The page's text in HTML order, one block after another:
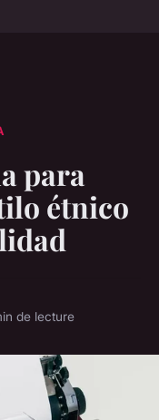
para
étnico
de lecture